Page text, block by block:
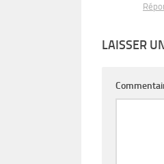
LAISSER